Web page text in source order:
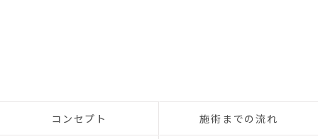
コンセプト 施術までの流れ